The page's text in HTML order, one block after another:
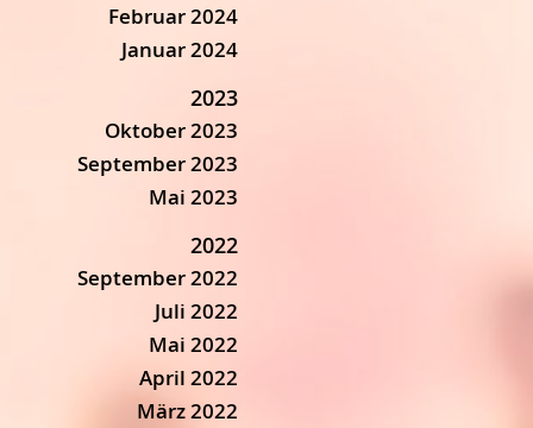
Februar 2024
Januar 2024
2023
Oktober 2023
September 2023
Mai 2023
2022
September 2022
Juli 2022
Mai 2022
April 2022
März 2022